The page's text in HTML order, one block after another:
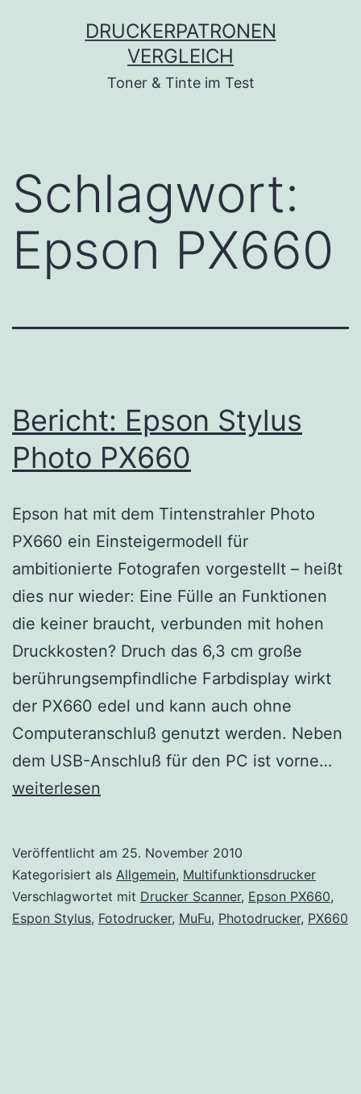
DRUCKERPATRONEN
VERGLEICH
Toner & Tinte im Test
Schlagwort:
Epson PX660
Bericht: Epson Stylus
Photo PX660
Epson hat mit dem Tintenstrahler Photo
PX660 ein Einsteigermodell für
ambitionierte Fotografen vorgestellt – heißt
dies nur wieder: Eine Fülle an Funktionen
die keiner braucht, verbunden mit hohen
Druckkosten? Druch das 6,3 cm große
berührungsempfindliche Farbdisplay wirkt
der PX660 edel und kann auch ohne
Computeranschluß genutzt werden. Neben
dem USB-Anschluß für den PC ist vorne…
weiterlesen
Veröffentlicht am 25. November 2010
Kategorisiert als Allgemein, Multifunktionsdrucker
Verschlagwortet mit Drucker Scanner, Epson PX660,
Espon Stylus, Fotodrucker, MuFu, Photodrucker, PX660